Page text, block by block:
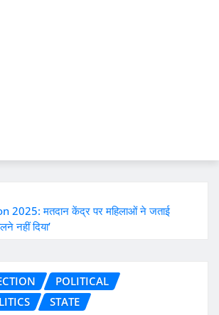
2025: मतदान केंद्र पर महिलाओं ने जताई
नहीं दिया’
POLITICAL
STATE